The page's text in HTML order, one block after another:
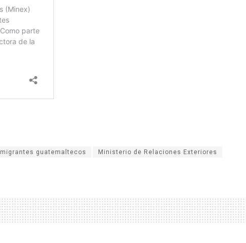
migrantes guatemaltecos Ministerio de Relaciones Exteriores